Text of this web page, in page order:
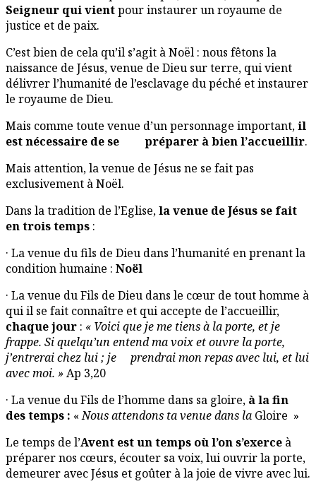
Seigneur qui vientpour instaurer un royaume de
justice et de paix.
C’est bien de cela qu’il s’agit à Noël : nous fêtons la
naissance de Jésus, venue de Dieu sur terre, qui vient
délivrer l’humanité de l’esclavage du péché et instaurer
le royaume de Dieu.
Mais comme toute venue d’un personnage important,il
est nécessaire de se préparer à bien l’accueillir.
Mais attention, la venue de Jésus ne se fait pas
exclusivement à Noël.
Dans la tradition de l’Eglise,la venue de Jésus se fait
en trois temps :
· La venue du fils de Dieu dans l’humanité en prenant la
condition humaine : Noël
· La venue du Fils de Dieu dans le cœur de tout homme à
qui il se fait connaître et qui accepte de l’accueillir,
chaque jour : « Voici que je me tiens à la porte, et je
frappe. Si quelqu’un entend ma voix et ouvre la porte,
j’entrerai chez lui ; je prendrai mon repas avec lui, et lui
avec moi. »Ap 3,20
· La venue du Fils de l’homme dans sa gloire, à la fin
des temps : «Nous attendons ta venue dans la Gloire »
Le temps de l’Avent est un temps où l’on s’exerce à
préparer nos cœurs, écouter sa voix, lui ouvrir la porte,
demeurer avec Jésus et goûter à la joie de vivre avec lui.